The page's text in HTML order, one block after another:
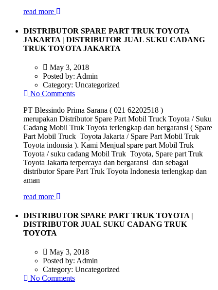
read more
DISTRIBUTOR SPARE PART TRUK TOYOTA
JAKARTA | DISTRIBUTOR JUAL SUKU CADANG
TRUK TOYOTA JAKARTA
May 3, 2018
Posted by: Admin
Category: Uncategorized
No Comments
PT Blessindo Prima Sarana ( 021 62202518 )
merupakan Distributor Spare Part Mobil Truck Toyota / Suku
Cadang Mobil Truk Toyota terlengkap dan bergaransi ( Spare
Part Mobil Truck Toyota Jakarta / Spare Part Mobil Truk
Toyota indonsia ). Kami Menjual spare part Mobil Truk
Toyota / suku cadang Mobil Truk Toyota, Spare part Truk
Toyota Jakarta terpercaya dan bergaransi dan sebagai
distributor Spare Part Truk Toyota Indonesia terlengkap dan
aman
read more
DISTRIBUTOR SPARE PART TRUK TOYOTA |
DISTRIBUTOR JUAL SUKU CADANG TRUK
TOYOTA
May 3, 2018
Posted by: Admin
Category: Uncategorized
No Comments